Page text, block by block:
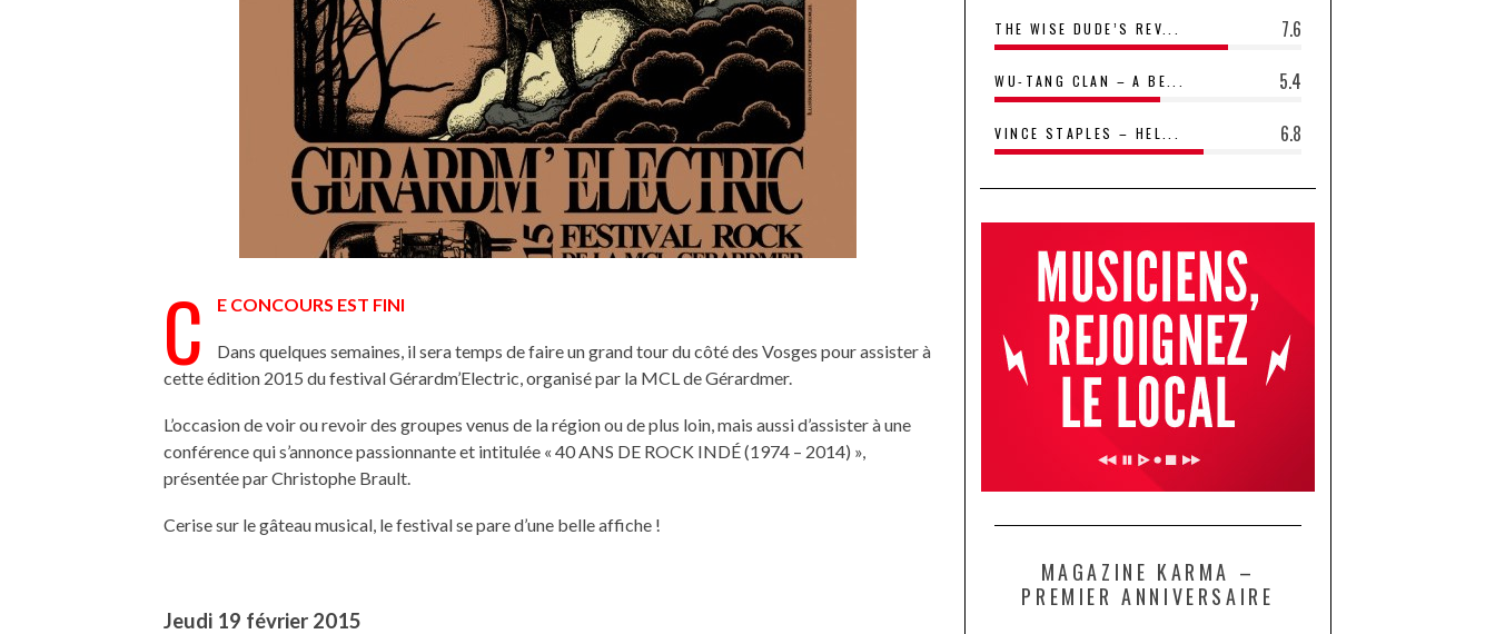
C E CONCOURS EST FINI
Dans quelques semaines, il sera temps de faire un grand tour du côté des Vosges pour assister à
cette édition 2015 du festival Gérardm’Electric, organisé par la MCL de Gérardmer.
L’occasion de voir ou revoir des groupes venus de la région ou de plus loin, mais aussi d’assister à une
conférence qui s’annonce passionnante et intitulée « 40 ANS DE ROCK INDÉ (1974 – 2014) »,
présentée par Christophe Brault.
Cerise sur le gâteau musical, le festival se pare d’une belle affiche !
Jeudi 19 février 2015
7.6
THE WISE DUDE’S REV...
5.4
WU-TANG CLAN – A BE...
6.8
VINCE STAPLES – HEL...
MAGAZINE KARMA –
PREMIER ANNIVERSAIRE